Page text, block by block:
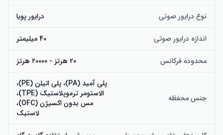
نوع درایور صوتی درایور پویا
اندازه درایور صوتی 40 میلیمتر
محدوده فرکانس ۲۰ هرتز - ۲۰۰۰۰ هرتز
جنس محفظه
پلی آمید (PA)، پلی اتیلن (PE)،
الاستومر ترموپلاستیک (TPE)،
مس بدون اکسیژن (OFC)،
لاستیک